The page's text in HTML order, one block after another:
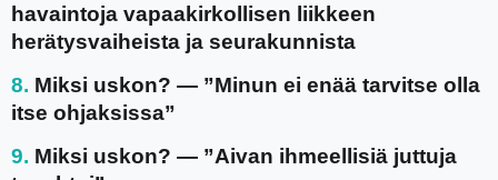
havaintoja vapaakirkollisen liikkeen
herätysvaiheista ja seurakunnista
Miksi uskon? — ”Minun ei enää tarvitse olla
itse ohjaksissa”
Miksi uskon? — ”Aivan ihmeellisiä juttuja